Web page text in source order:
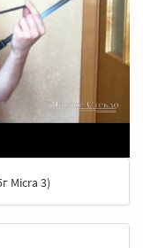
Micra 3)